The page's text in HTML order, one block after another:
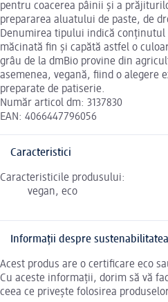
pentru coacerea pâinii și a
prepararea aluatului de paste, de
Denumirea tipului indică
măcinată fin și capătă astfel o
grâu de la dmBio provine din
asemenea, vegană, fiind o alegere
preparate de patiserie.
Număr articol dm: 3137830
EAN: 4066447796056
Caracteristici
Caracteristicile produsului:
vegan, eco
Informații despre
Acest produs are o certificare eco
Cu aceste informații, dorim să vă
ceea ce privește folosirea